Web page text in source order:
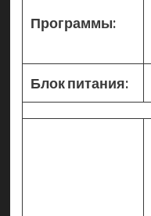
Программы:
Блок питания: